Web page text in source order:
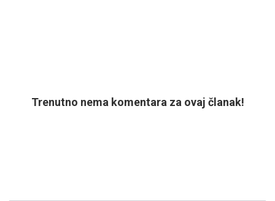
Trenutno nema komentara za ovaj članak!